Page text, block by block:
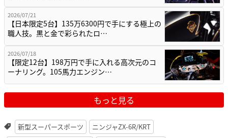
2026/07/21
【日本限定5台】135万6300円で手にする極上の
職人技。黒と金で彩られたロ…
2026/07/18
【限定12台】198万円で手に入れる高次元のコ
ーナリング。105馬力エンジン…
もっと見る
新型スーパースポーツ
ニンジャZX-6R/KRT